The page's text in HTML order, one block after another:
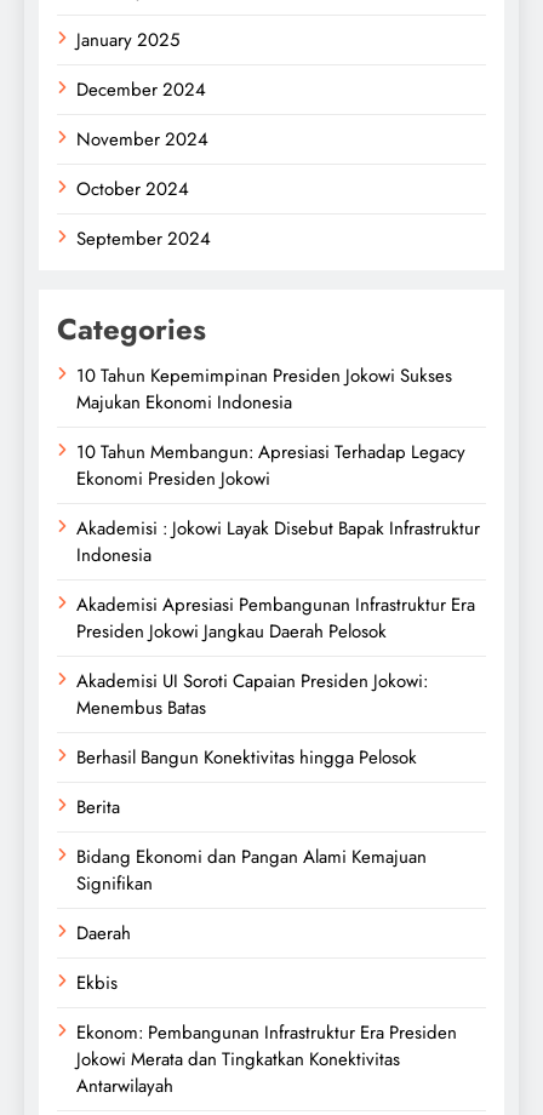
January 2025
December 2024
November 2024
October 2024
September 2024
Categories
10 Tahun Kepemimpinan Presiden Jokowi Sukses
Majukan Ekonomi Indonesia
10 Tahun Membangun: Apresiasi Terhadap Legacy
Ekonomi Presiden Jokowi
Akademisi : Jokowi Layak Disebut Bapak Infrastruktur
Indonesia
Akademisi Apresiasi Pembangunan Infrastruktur Era
Presiden Jokowi Jangkau Daerah Pelosok
Akademisi UI Soroti Capaian Presiden Jokowi:
Menembus Batas
Berhasil Bangun Konektivitas hingga Pelosok
Berita
Bidang Ekonomi dan Pangan Alami Kemajuan
Signifikan
Daerah
Ekbis
Ekonom: Pembangunan Infrastruktur Era Presiden
Jokowi Merata dan Tingkatkan Konektivitas
Antarwilayah